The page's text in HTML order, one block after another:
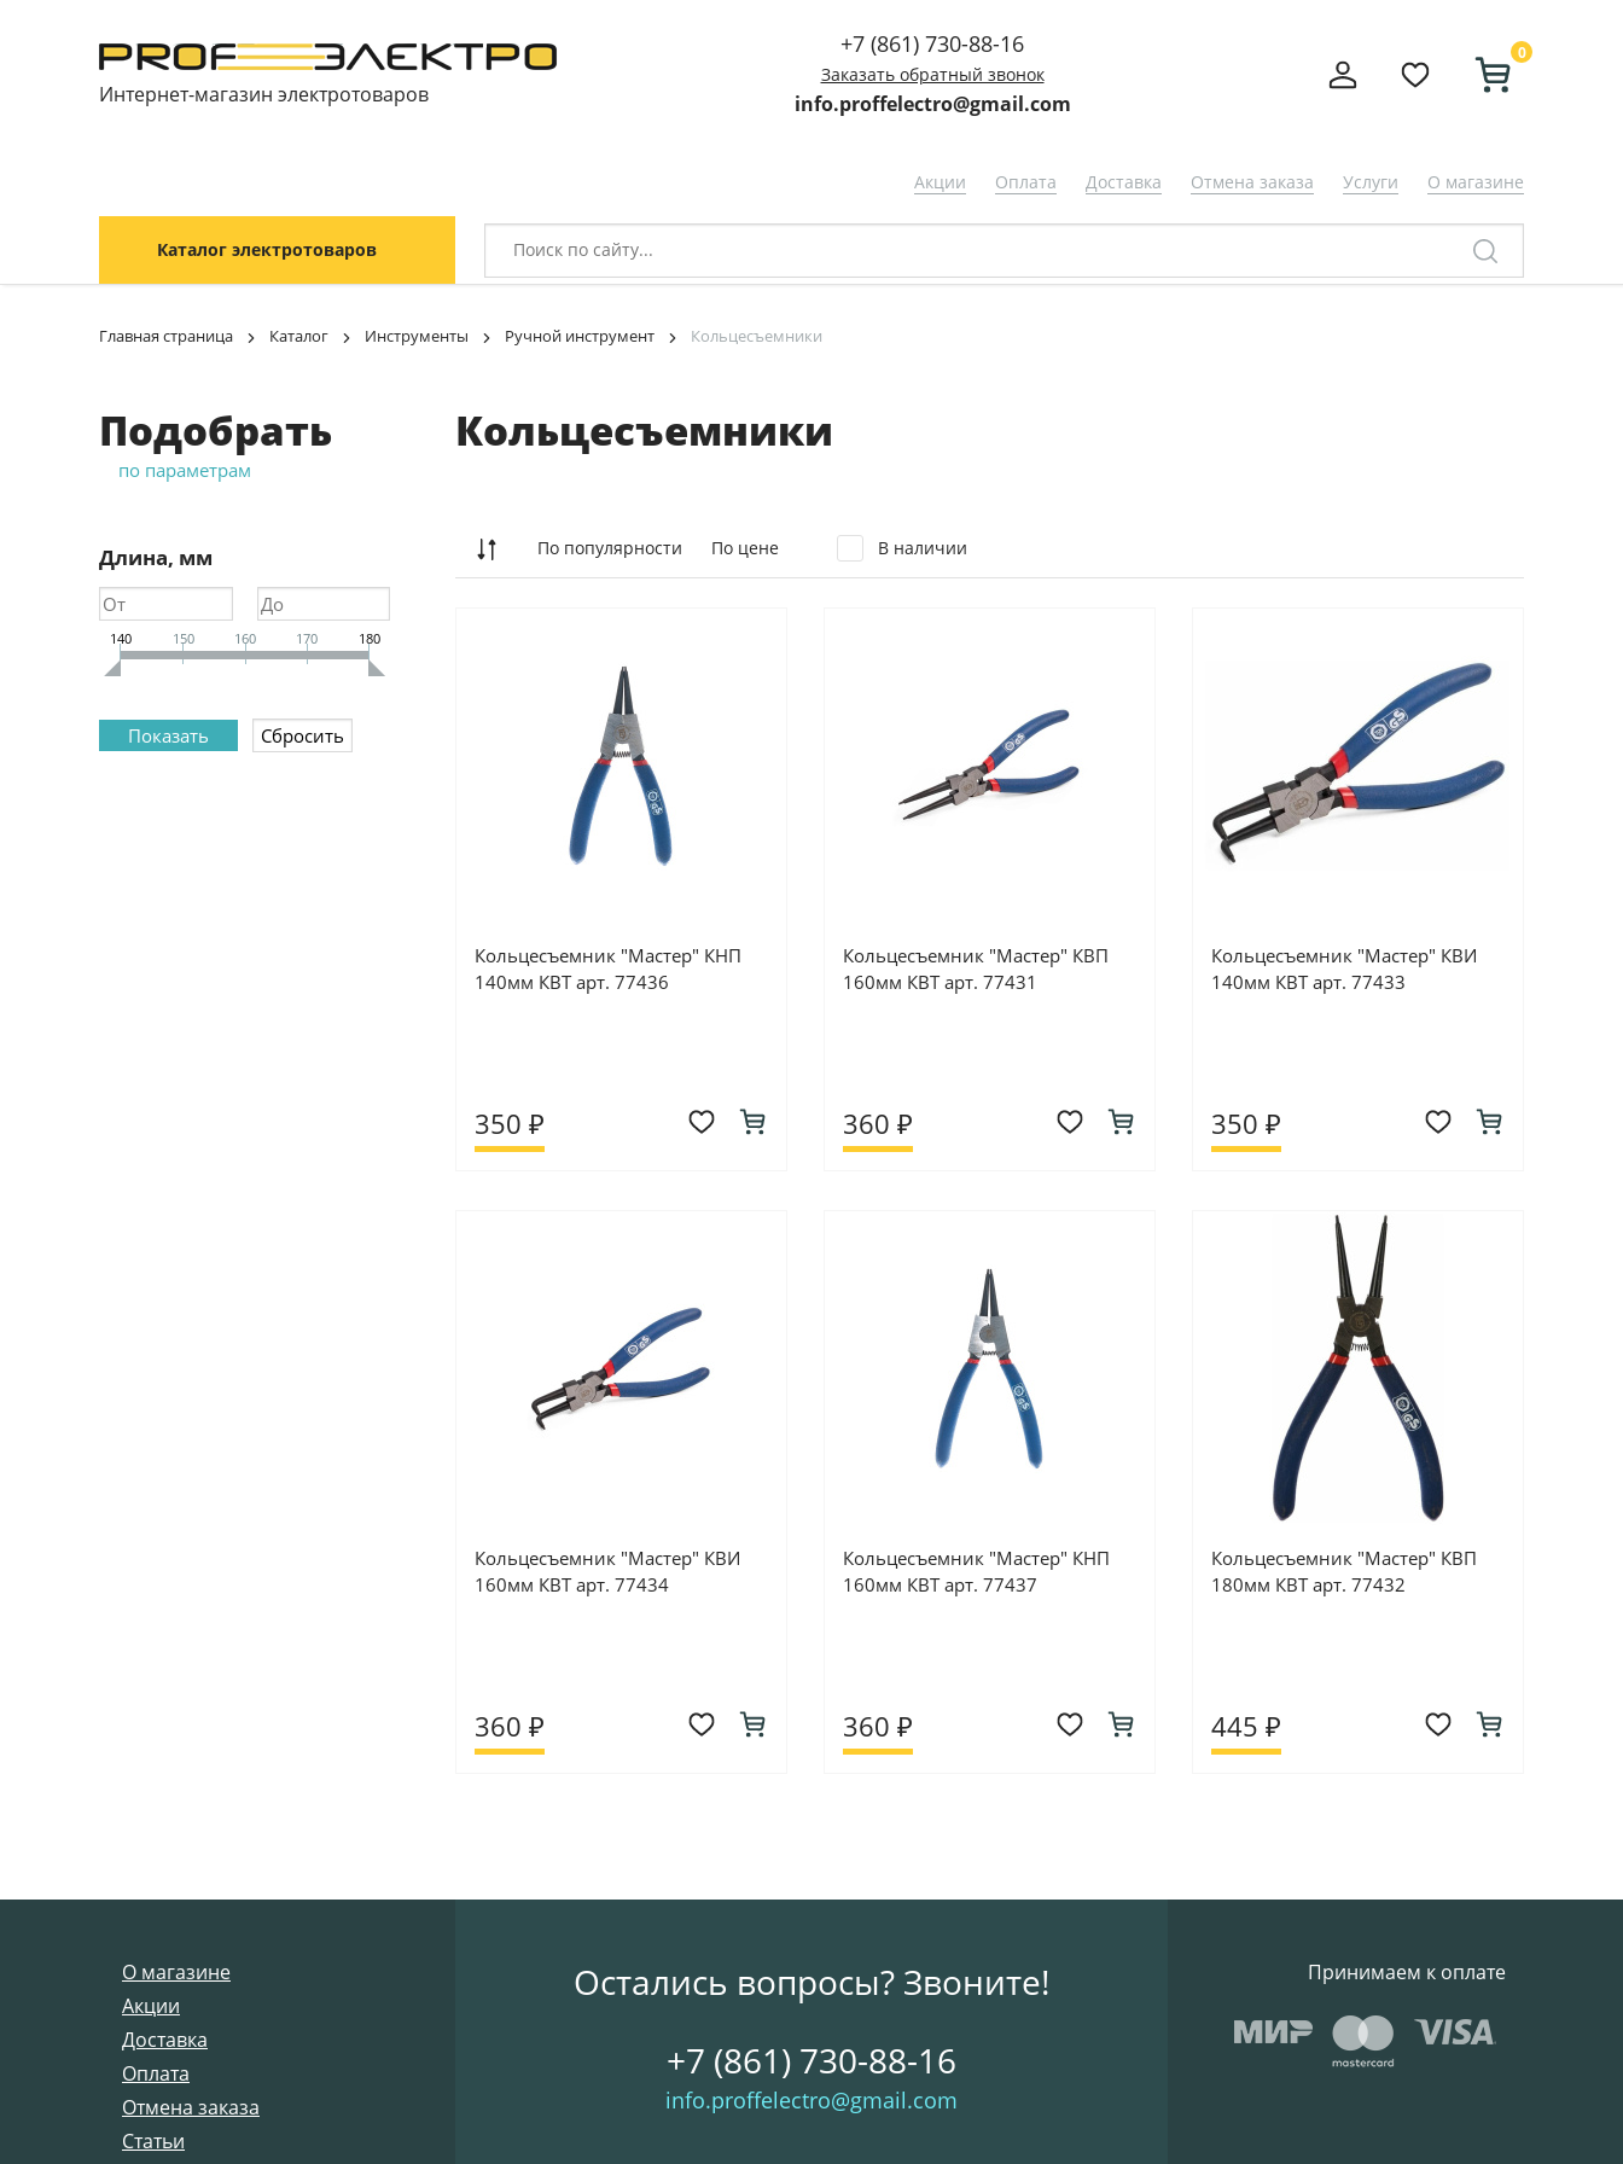
Интернет-магазин электротоваров
+7 (861) 730-88-16
Заказать обратный звонок
info.proffelectro@gmail.com
0
Акции Оплата Доставка Отмена заказа Услуги О магазине
Каталог электротоваров
Главная страница Каталог Инструменты Ручной инструмент Кольцесъемники
Подобрать
по параметрам
Длина, мм
140 150 160 170 180
Кольцесъемники
По популярности По цене В наличии
Кольцесъемник "Мастер" КНП
140мм КВТ арт. 77436
350 ₽
Кольцесъемник "Мастер" КВП
160мм КВТ арт. 77431
360 ₽
Кольцесъемник "Мастер" КВИ
140мм КВТ арт. 77433
350 ₽
Кольцесъемник "Мастер" КВИ
160мм КВТ арт. 77434
360 ₽
Кольцесъемник "Мастер" КНП
160мм КВТ арт. 77437
360 ₽
Кольцесъемник "Мастер" КВП
180мм КВТ арт. 77432
445 ₽
О магазине
Акции
Доставка
Оплата
Отмена заказа
Статьи
Остались вопросы? Звоните!
+7 (861) 730-88-16
info.proffelectro@gmail.com
Принимаем к оплате